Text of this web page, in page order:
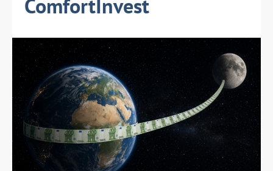
ComfortInvest